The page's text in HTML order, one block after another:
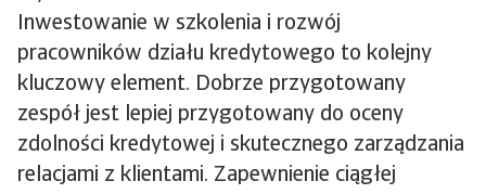
Inwestowanie w szkolenia i rozwój
pracowników działu kredytowego to kolejny
kluczowy element. Dobrze przygotowany
zespół jest lepiej przygotowany do oceny
zdolności kredytowej i skutecznego zarządzania
relacjami z klientami. Zapewnienie ciągłej